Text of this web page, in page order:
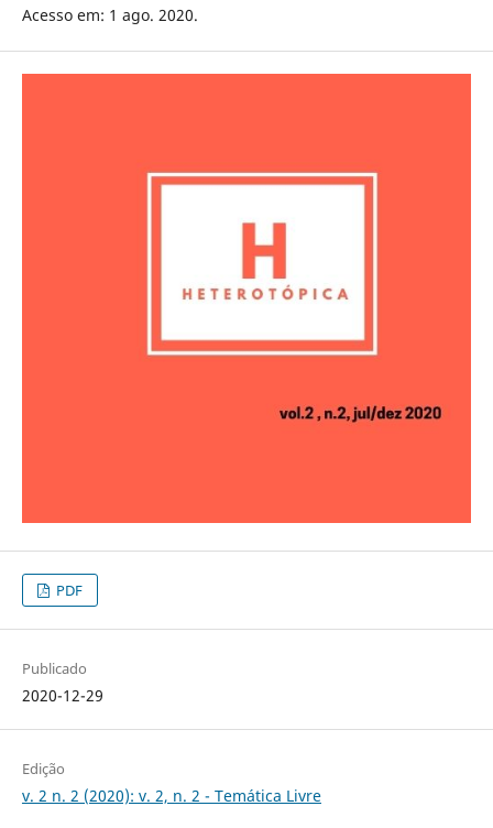
Acesso em: 1 ago. 2020.
PDF
Publicado
2020-12-29
Edição
v. 2 n. 2 (2020): v. 2, n. 2 - Temática Livre